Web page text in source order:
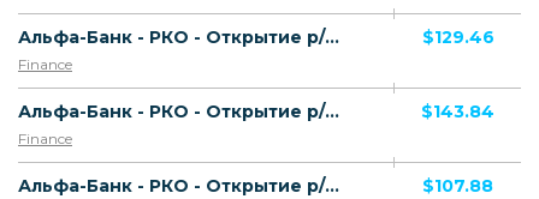
Альфа-Банк - РКО - Открытие р/с - Открытие р/с ИП (11-60 шт.)
Finance
$129.46
Альфа-Банк - РКО - Открытие р/с - Открытие р/с ИП (61 шт. и более)
Finance
$143.84
Альфа-Банк - РКО - Открытие р/с - Открытие р/с ИП (1-10 шт.) $107.88